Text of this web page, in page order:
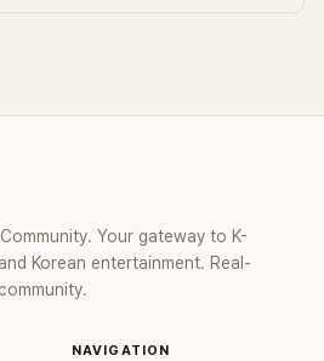
Your gateway to K-
Korean entertainment. Real-
NAVIGATION